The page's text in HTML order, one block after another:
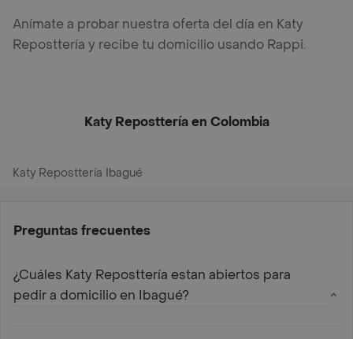
Anímate a probar nuestra oferta del día en Katy
Reposttería y recibe tu domicilio usando Rappi.
Katy Reposttería en Colombia
Katy Reposttería Ibagué
Preguntas frecuentes
¿Cuáles Katy Reposttería estan abiertos para
pedir a domicilio en Ibagué?